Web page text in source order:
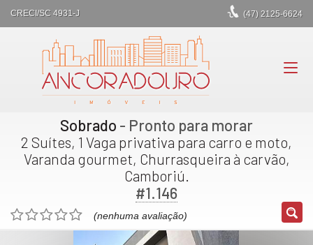
CRECI/SC 4931-J (47) 2125-6624
Sobrado - Pronto para morar
2 Suítes, 1 Vaga privativa para carro e moto,
Varanda gourmet, Churrasqueira à carvão,
Camboriú.
#1.146
(nenhuma avaliação)